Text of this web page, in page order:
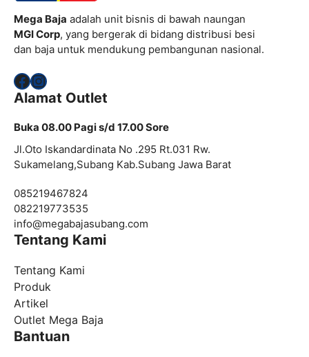
Mega Baja adalah unit bisnis di bawah naungan
MGI Corp, yang bergerak di bidang distribusi besi
dan baja untuk mendukung pembangunan nasional.
Facebook
Instagram
Alamat Outlet
Buka 08.00 Pagi s/d 17.00 Sore
Jl.Oto Iskandardinata No .295 Rt.031 Rw.
Sukamelang,Subang Kab.Subang Jawa Barat
085219467824
082219773535
info@megabajasubang.com
Tentang Kami
Tentang Kami
Produk
Artikel
Outlet Mega Baja
Bantuan